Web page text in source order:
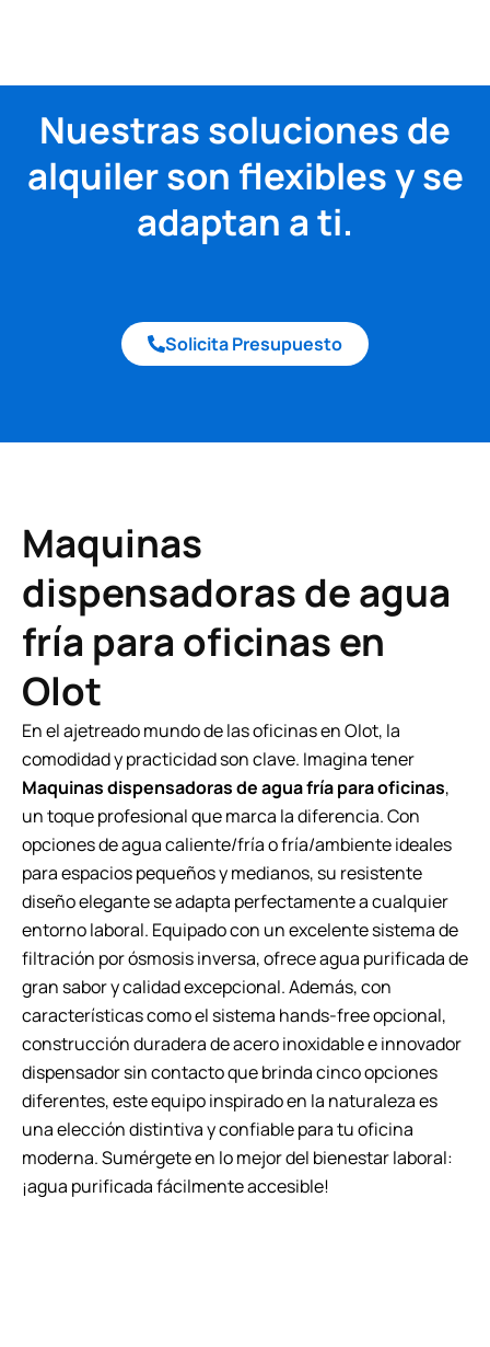
Nuestras soluciones de
alquiler son flexibles y se
adaptan a ti.
Solicita Presupuesto
Maquinas
dispensadoras de agua
fría para oficinas en
Olot
En el ajetreado mundo de las oficinas en Olot, la
comodidad y practicidad son clave. Imagina tener
Maquinas dispensadoras de agua fría para oficinas,
un toque profesional que marca la diferencia. Con
opciones de agua caliente/fría o fría/ambiente ideales
para espacios pequeños y medianos, su resistente
diseño elegante se adapta perfectamente a cualquier
entorno laboral. Equipado con un excelente sistema de
filtración por ósmosis inversa, ofrece agua purificada de
gran sabor y calidad excepcional. Además, con
características como el sistema hands-free opcional,
construcción duradera de acero inoxidable e innovador
dispensador sin contacto que brinda cinco opciones
diferentes, este equipo inspirado en la naturaleza es
una elección distintiva y confiable para tu oficina
moderna. Sumérgete en lo mejor del bienestar laboral:
¡agua purificada fácilmente accesible!